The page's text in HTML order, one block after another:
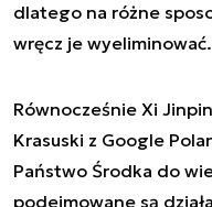
dlatego na różne
wręcz je wyeliminować.
Równocześnie Xi
Krasuski z Google
Państwo Środka do
podejmowane są